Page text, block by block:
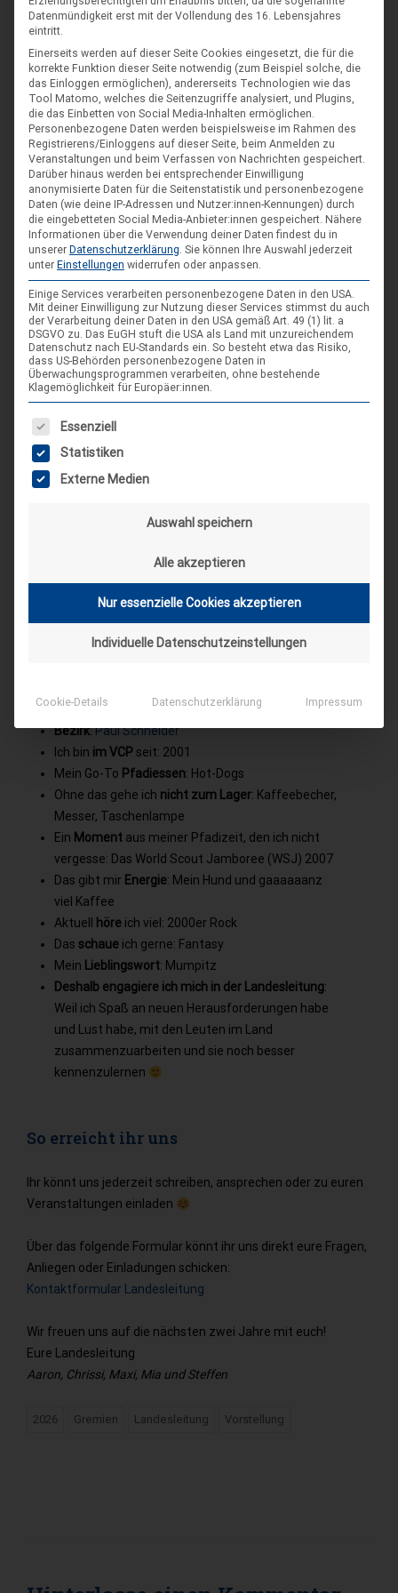
Das gibt mirEnergie: Gute Gespräche, Sonne
Aktuell
Das schaueich gerne: Krimis
MeinLieblingswort: fetzig
Deshalb engagiere ich mich in der Landesleitung:
Das war für mich der logische nächste Schritt
Steffen
Stamm:Dietrich Bonhoefferaus Wolfsburg
Bezirk:Paul Schneider
Ich bin im VCP seit: 2001
Mein Go-To Pfadiessen: Hot-Dogs
Ohne das gehe ich nicht zum Lager: Kaffeebecher,
Messer, Taschenlampe
Ein Moment aus meiner Pfadizeit, den ich nicht
vergesse: Das World Scout Jamboree (WSJ) 2007
Das gibt mir Energie: Mein Hund und gaaaaaanz
viel Kaffee
Aktuell
höre ich viel: 2000er Rock
Dasschaue ich gerne: Fantasy
Mein Lieblingswort: Mumpitz
Deshalb engagiere ich mich in der Landesleitung:
Weil ich Spaß an neuen Herausforderungen habe
und Lust habe, mit den Leuten im Land
zusammenzuarbeiten und sie noch besser
kennenzulernen
So erreicht ihr uns
Ihr könnt uns jederzeit schreiben, ansprechen oder zu euren
Veranstaltungen einladen
Über das folgende Formular könnt ihr uns direkt eure Fragen,
Anliegen oder Einladungen schicken:
Kontaktformular Landesleitung
Wir freuen uns auf die nächsten zwei Jahre mit euch!
Eure Landesleitung
Aaron, Chrissi, Maxi, Mia und Steffen
2026 Gremien Landesleitung Vorstellung
Datenmündigkeit erst mit der Vollendung des 16. Lebensjahres
eintritt.
Einerseits werden auf dieser Seite Cookies eingesetzt, die für die
korrekte Funktion dieser Seite notwendig (zum Beispiel solche, die
das Einloggen ermöglichen), andererseits Technologien wie das
Tool Matomo, welches die Seitenzugriffe analysiert, und Plugins,
die das Einbetten von Social Media-Inhalten ermöglichen.
Personenbezogene Daten werden beispielsweise im Rahmen des
Registrierens/Einloggens auf dieser Seite, beim Anmelden zu
Veranstaltungen und beim Verfassen von Nachrichten gespeichert.
Darüber hinaus werden bei entsprechender Einwilligung
anonymisierte Daten für die Seitenstatistik und personenbezogene
Daten (wie deine IP-Adressen und Nutzer:innen-Kennungen) durch
die eingebetteten Social Media-Anbieter:innen gespeichert. Nähere
Informationen über die Verwendung deiner Daten findest du in
unserer Datenschutzerklärung Sie können Ihre Auswahl jederzeit
unter Einstellungen widerrufen oder anpassen.
Einige Services verarbeiten personenbezogene Daten in den USA.
Mit deiner Einwilligung zur Nutzung dieser Services stimmst du auch
der Verarbeitung deiner Daten in den USA gemäß Art. 49 (1) lit. a
DSGVO zu. Das EuGH stuft die USA als Land mit unzureichendem
Datenschutz nach EU-Standards ein. So besteht etwa das Risiko,
dass US-Behörden personenbezogene Daten in
Überwachungsprogrammen verarbeiten, ohne bestehende
Klagemöglichkeit für Europäer:innen.
Es folgt eine Liste der Service-Gruppen, für die eine
Essenziell
Statistiken
Externe Medien
Auswahl speichern
Alle akzeptieren
Nur essenzielle Cookies akzeptieren
Individuelle Datenschutzeinstellungen
Cookie-Details Datenschutzerklärung Impressum